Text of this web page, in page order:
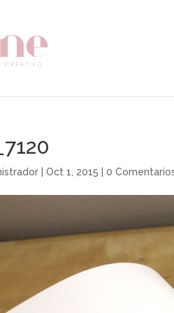
|Oct 1, 2015 |0